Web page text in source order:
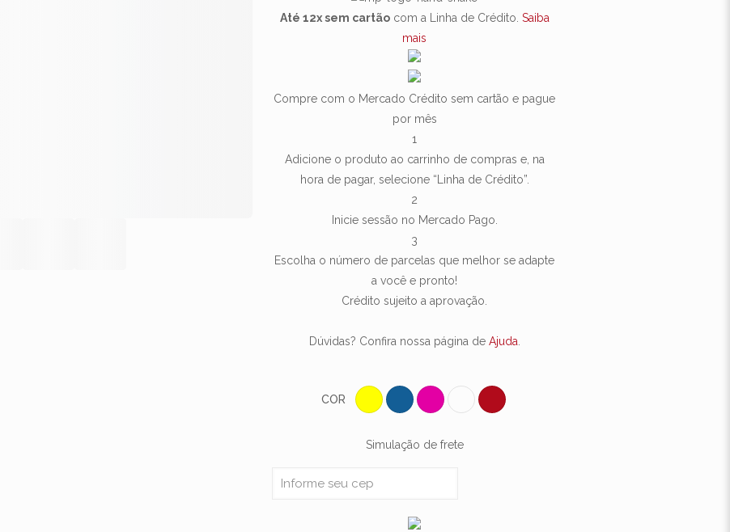
Até 12x sem cartãocom a Linha de Crédito. Saiba
mais
Compre com o Mercado Crédito sem cartão e pague
por mês
1
Adicione o produto ao carrinho de compras e, na
hora de pagar, selecione “Linha de Crédito”.
2
Inicie sessão no Mercado Pago.
3
Escolha o número de parcelas que melhor se adapte
a você e pronto!
Crédito sujeito a aprovação.
Dúvidas? Confira nossa página de Ajuda
COR
Simulação de frete